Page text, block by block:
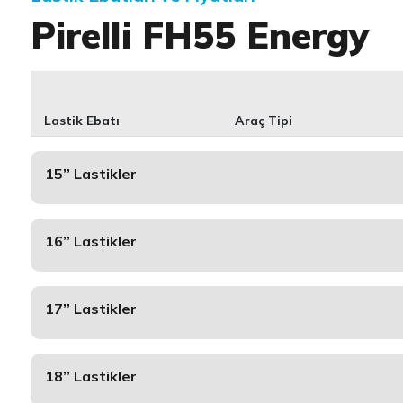
Pirelli FH55 Energy
Lastik Ebatı Araç Tipi
15’’ Lastikler
16’’ Lastikler
17’’ Lastikler
18’’ Lastikler